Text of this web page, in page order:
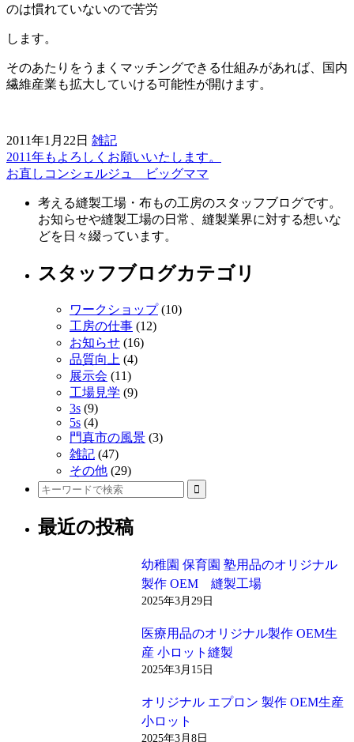
のは慣れていないので苦労
します。
そのあたりをうまくマッチングできる仕組みがあれば、国内
繊維産業も拡大していける可能性が開けます。
2011年1月22日 雑記
前
後
2011年もよろしくお願いいたします。
お直しコンシェルジュ ビッグママ
考える縫製工場・布もの工房のスタッフブログです。
お知らせや縫製工場の日常、縫製業界に対する想いな
どを日々綴っています。
スタッフブログカテゴリ
ワークショップ(10)
工房の仕事 (12)
お知らせ (16)
品質向上 (4)
展示会 (11)
工場見学 (9)
3s (9)
5s (4)
門真市の風景 (3)
雑記 (47)
その他 (29)
最近の投稿
幼稚園 保育園 塾用品のオリジナル
製作 OEM 縫製工場
2025年3月29日
医療用品のオリジナル製作 OEM生
産 小ロット縫製
2025年3月15日
オリジナル エプロン 製作 OEM生産
小ロット
2025年3月8日